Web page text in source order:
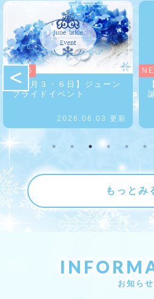
NEWS
【６月３・６日】ジューン
ブライドイベント
2026.06.03 更新
もっとみ
お知らせ